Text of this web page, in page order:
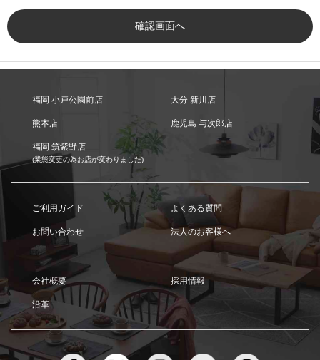
福岡 小戸公園前店 大分 新川店
熊本店 鹿児島 与次郎店
福岡 筑紫野店
(業態変更の為お店が変わりました)
ご利用ガイド よくある質問
お問い合わせ 法人のお客様へ
会社概要 採用情報
沿革